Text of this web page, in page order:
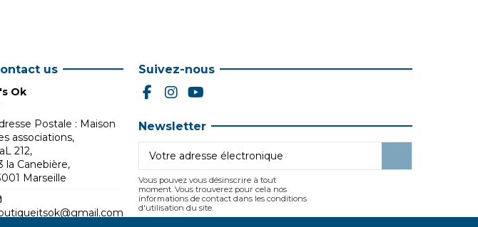
us
Ok
Postale : Maison
associations,
212,
la Canebière,
Marseille
Suivez-nous
Newsletter
Vous pouvez vous désinscrire à tout
moment. Vous trouverez pour cela nos
informations de contact dans les conditions
d'utilisation du site.